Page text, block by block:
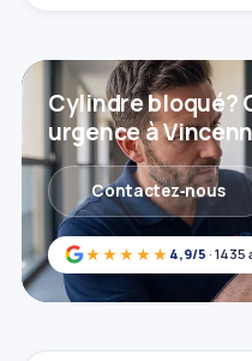
★★★★★ 4,9/5 ·
Cylindre bloqué?
urgence à
Contactez‑nous